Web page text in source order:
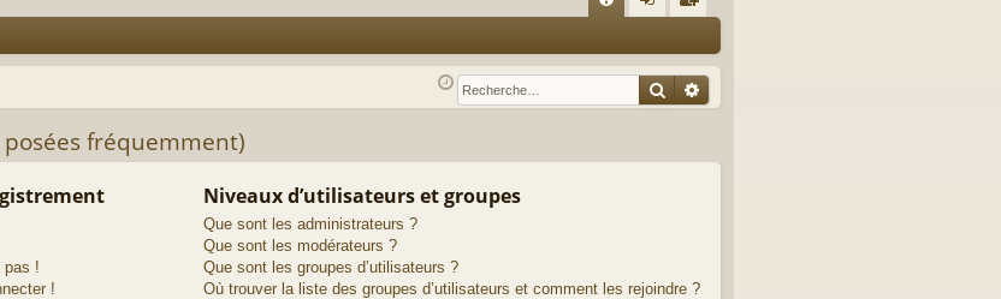
Q ne
xi
nr
eg
Rechercher
Recherche avancée
fréquemment)
pas !
!
Niveaux d’utilisateurs et groupes
Que sont les administrateurs ?
Que sont les modérateurs ?
Que sont les groupes d’utilisateurs ?
Où trouver la liste des groupes d’utilisateurs et comment les rejoindre ?